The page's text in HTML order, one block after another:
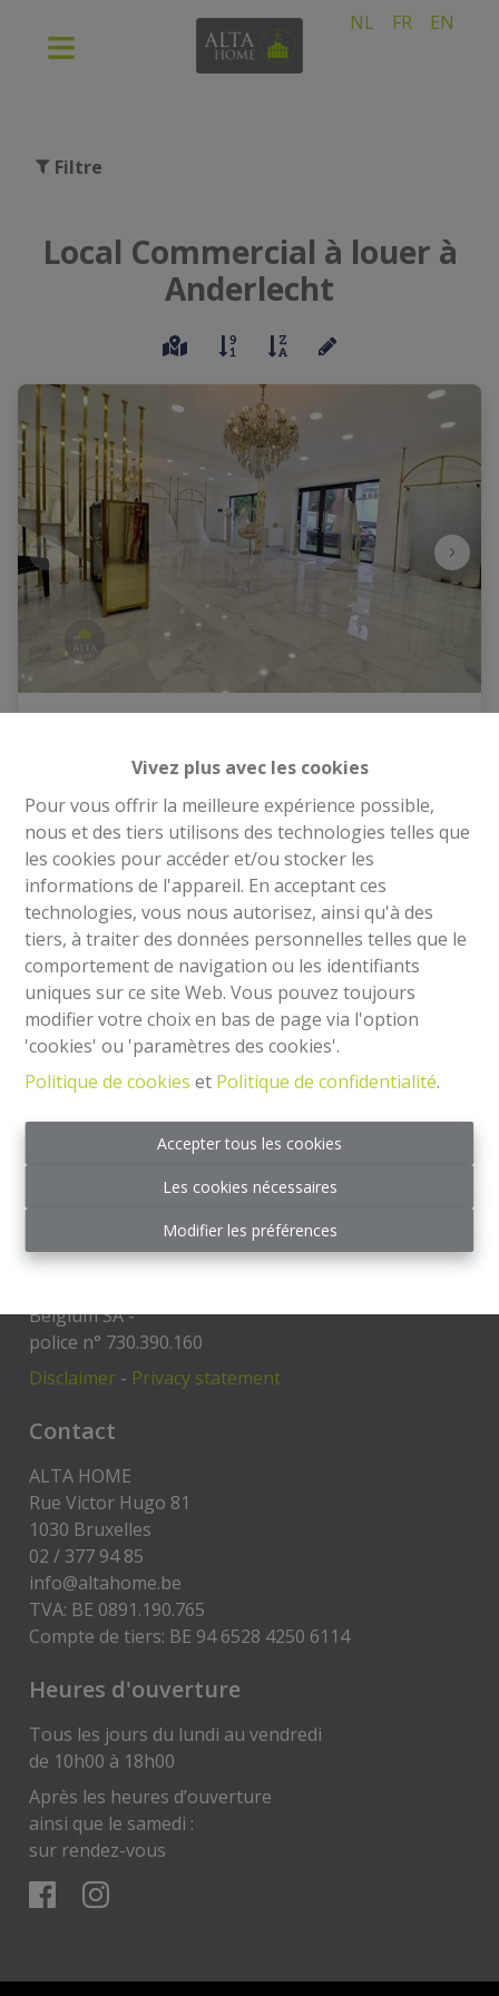
Vivez plus avec les cookies
Pour vous offrir la meilleure expérience possible,
nous et des tiers utilisons des technologies telles que
les cookies pour accéder et/ou stocker les
informations de l'appareil. En acceptant ces
technologies, vous nous autorisez, ainsi qu'à des
tiers, à traiter des données personnelles telles que le
comportement de navigation ou les identifiants
uniques sur ce site Web. Vous pouvez toujours
modifier votre choix en bas de page via l'option
'cookies' ou 'paramètres des cookies'.
Politique de cookies et Politique de confidentialité.
Accepter tous les cookies
Les cookies nécessaires
Modifier les préférences
NL FR EN
Filtre
Local Commercial à louer à
Anderlecht
Chaussée de Mons 1110, 1070 Anderlecht
|
2188
€ 3.000 /mois
200 m² 4
Mentions légales
IPI 504.813- Belgique
du Luxembourg 16 B - 1000 Bruxelles
Code de déontologie:
https://www.ipi.be/downloads/code-de-deontologie
Belgium SA -
police n° 730.390.160
Disclaimer - Privacy statement
Contact
ALTA HOME
Rue Victor Hugo 81
1030 Bruxelles
02 / 377 94 85
info@altahome.be
TVA: BE 0891.190.765
Compte de tiers: BE 94 6528 4250 6114
Heures d'ouverture
Tous les jours du lundi au vendredi
de 10h00 à 18h00
Après les heures d’ouverture
ainsi que le samedi :
sur rendez-vous